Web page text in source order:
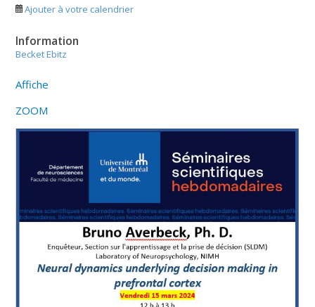
Ajouter à votre calendrier
Information
Becket Ebitz
Affiche
ZOOM